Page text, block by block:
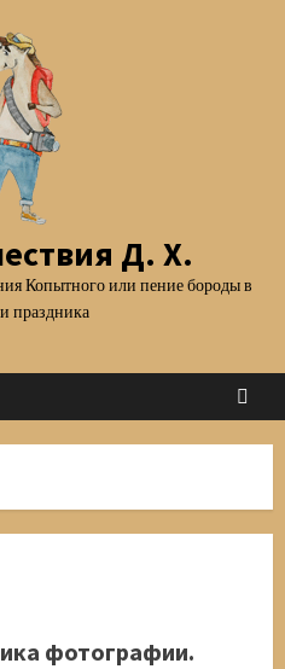
Д. Х.
Копытного или пение бороды в
праздника
фотографии.